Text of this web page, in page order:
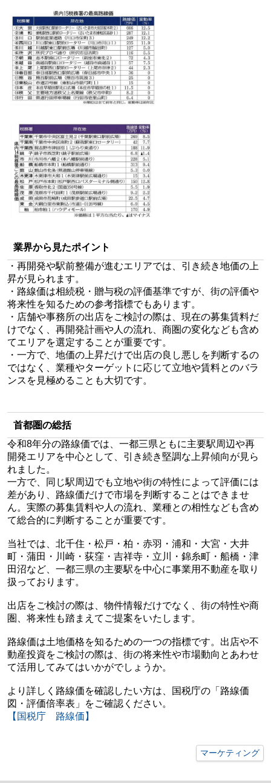
業界から見たポイント
・再開発や駅前整備が進むエリアでは、引き続き地価の上
昇が見られます。
・路線価は相続税・贈与税の評価基準ですが、街の評価や
将来性を知るための参考指標でもあります。
・店舗や事務所の出店をご検討の際は、現在の募集賃料だ
けでなく、再開発計画や人の流れ、商圏の変化なども含め
てエリアを選定することが重要です。
・一方で、地価の上昇だけで出店の良し悪しを判断するの
ではなく、業種やターゲットに応じて立地や賃料とのバラ
ンスを見極めることも大切です。
首都圏の総括
令和8年分の路線価では、一都三県ともに主要駅周辺や再
開発エリアを中心として、引き続き堅調な上昇傾向が見ら
れました。
一方で、同じ駅周辺でも立地や街の特性によって評価には
差があり、路線価だけで市場を判断することはできませ
ん。実際の募集賃料や人の流れ、業種との相性なども含め
て総合的に判断することが重要です。
当社では、北千住・松戸・柏・赤羽・浦和・大宮・大井
町・蒲田・川崎・荻窪・吉祥寺・立川・錦糸町・船橋・津
田沼など、一都三県の主要駅を中心に事業用不動産を取り
扱っております。
出店をご検討の際は、物件情報だけでなく、街の特性や商
圏、将来性も踏まえてご提案をいたします。
路線価は土地価格を知るための一つの指標です。出店や不
動産投資をご検討の際は、街の将来性や市場動向とあわせ
て活用してみてはいかがでしょうか。
より詳しく路線価を確認したい方は、国税庁の「路線価
図・評価倍率表」をご確認ください。
【国税庁 路線価】
マーケティング